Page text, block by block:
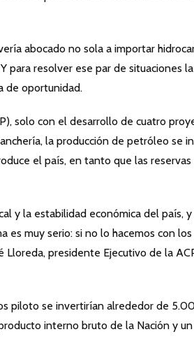
abocado no sola a importar
para resolver ese par de situaciones
de oportunidad.
solo con el desarrollo de cuatro
la producción de petróleo se
el país, en tanto que las reservas
y la estabilidad económica del país, y
muy serio: si no lo hacemos con los
Lloreda, presidente Ejecutivo de la
piloto se invertirían alrededor de
interno bruto de la Nación y